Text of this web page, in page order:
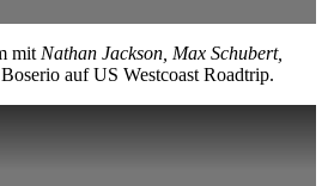
mitNathan Jackson, Max Schubert,
auf US Westcoast Roadtrip.